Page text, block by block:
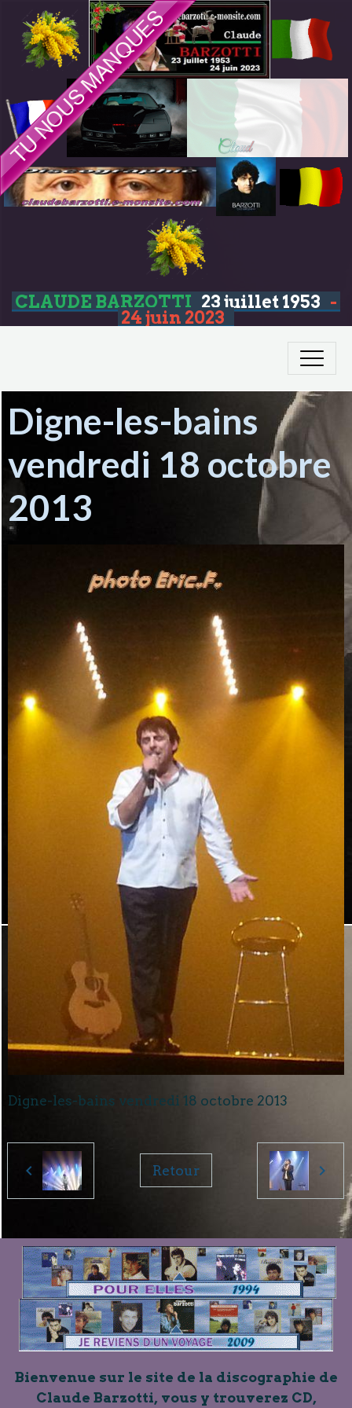
CLAUDE BARZOTTI 23 juillet 1953 -
24 juin 2023
Digne-les-bains
vendredi 18 octobre
2013
Digne-les-bains vendredi 18 octobre 2013
Retour
Bienvenue sur le site de la discographie de
Claude Barzotti, vous y trouverez CD,